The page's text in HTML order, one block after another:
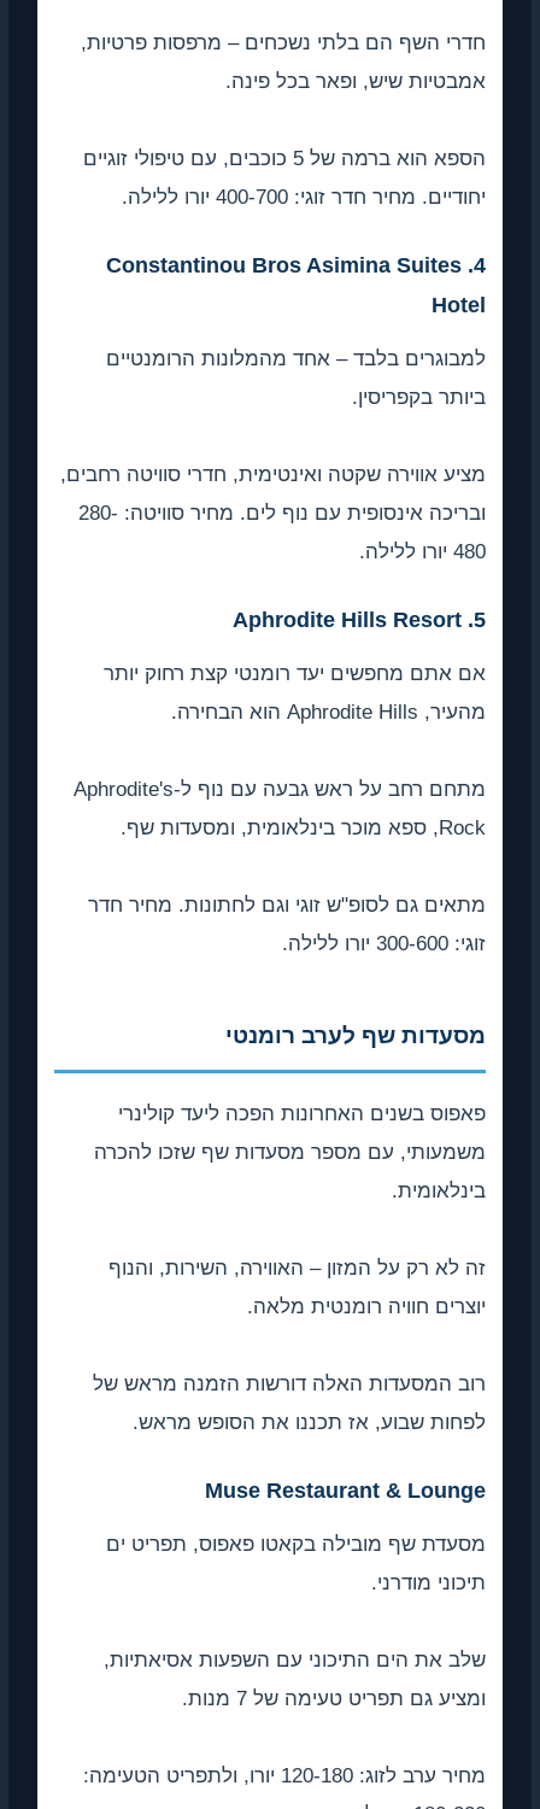
חדרי השף הם בלתי נשכחים – מרפסות פרטיות,
אמבטיות שיש, ופאר בכל פינה.
הספא הוא ברמה של 5 כוכבים, עם טיפולי זוגיים
יחודיים. מחיר חדר זוגי: 400-700 יורו ללילה.
4. Constantinou Bros Asimina Suites
Hotel
למבוגרים בלבד – אחד מהמלונות הרומנטיים
ביותר בקפריסין.
מציע אווירה שקטה ואינטימית, חדרי סוויטה רחבים,
ובריכה אינסופית עם נוף לים. מחיר סוויטה: 280-
480 יורו ללילה.
5. Aphrodite Hills Resort
אם אתם מחפשים יעד רומנטי קצת רחוק יותר
מהעיר, Aphrodite Hills הוא הבחירה.
מתחם רחב על ראש גבעה עם נוף ל-Aphrodite's
Rock, ספא מוכר בינלאומית, ומסעדות שף.
מתאים גם לסופ"ש זוגי וגם לחתונות. מחיר חדר
זוגי: 300-600 יורו ללילה.
מסעדות שף לערב רומנטי
פאפוס בשנים האחרונות הפכה ליעד קולינרי
משמעותי, עם מספר מסעדות שף שזכו להכרה
בינלאומית.
זה לא רק על המזון – האווירה, השירות, והנוף
יוצרים חוויה רומנטית מלאה.
רוב המסעדות האלה דורשות הזמנה מראש של
לפחות שבוע, אז תכננו את הסופש מראש.
Muse Restaurant & Lounge
מסעדת שף מובילה בקאטו פאפוס, תפריט ים
תיכוני מודרני.
שלב את הים התיכוני עם השפעות אסיאתיות,
ומציע גם תפריט טעימה של 7 מנות.
מחיר ערב לזוג: 120-180 יורו, ולתפריט הטעימה: